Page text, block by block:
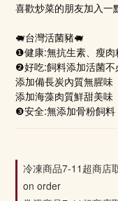
喜歡炒菜的朋友加入一
🐖台灣活菌豬🐖
❶健康:無抗生素、瘦肉
❷好吃:飼料添加活菌不
添加備長炭內質無腥味
添加海藻肉質鮮甜美味
❸安全:無添加骨粉飼料
冷凍商品7-11超商店
on order